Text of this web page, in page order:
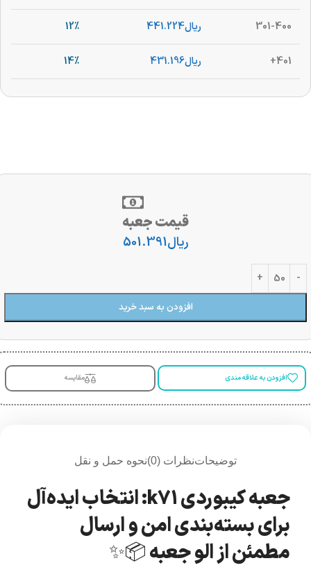
301-400 ریال441.224
12%
401+ ریال431.196
14%
قیمت جعبه
ریال501.391
افزودن به سبد خرید
افزودن به علاقه مندی مقایسه
توضیحاتنظرات (0) نحوه حمل و نقل
جعبه کیبوردی k71: انتخاب ایده‌آل
برای بسته‌بندی امن و ارسال
مطمئن از الو جعبه 📦✨